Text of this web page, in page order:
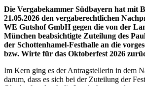
Die Vergabekammer Südbayern hat mit
21.05.2026 den vergaberechtlichen
WE Gutshof GmbH gegen die von der
München beabsichtigte Zuteilung des
der Schottenhamel-Festhalle an die
bzw. Wirte für das Oktoberfest 2026
Im Kern ging es der Antragstellerin in dem
darum, dass es sich bei der Zuteilung der